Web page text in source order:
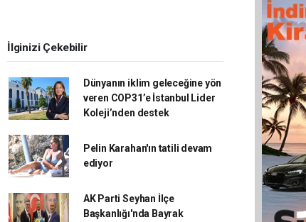
İlginizi Çekebilir
Dünyanın iklim geleceğine yön
veren COP31’e İstanbul Lider
Koleji’nden destek
Pelin Karahan'ın tatili devam
ediyor
AK Parti Seyhan İlçe
Başkanlığı'nda Bayrak